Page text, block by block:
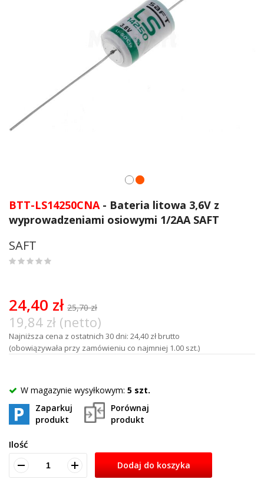
na
galerii
BTT-LS14250CNA- Bateria litowa 3,6V z
wyprowadzeniami osiowymi 1/2AA SAFT
SAFT
24,40 zł 25,70 zł
19,84 zł (netto)
Najniższa cena z ostatnich 30 dni: 24,40 zł brutto
(obowiązywała przy zamówieniu co najmniej 1.00 szt.)
W magazynie wysyłkowym: 5 szt.
Zaparkuj
produkt
Porównaj
produkt
Ilość
Dodaj do koszyka